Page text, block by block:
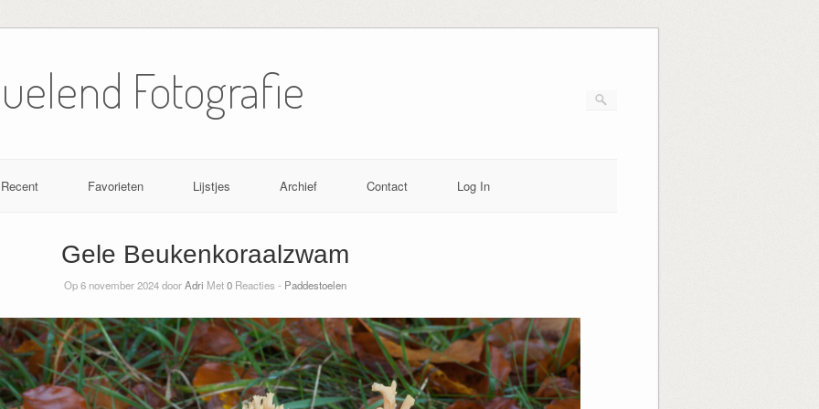
Fotografie
Recent Favorieten Lijstjes Archief Contact Log In
Gele Beukenkoraalzwam
Op 6 november 2024 doorAdri Met0Reacties - Paddestoelen